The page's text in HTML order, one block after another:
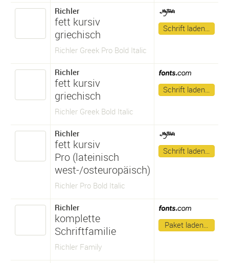
Richler
fett kursiv
griechisch
Richler Greek Pro Bold Italic
Schrift laden…
Richler
fett kursiv
griechisch
Richler Greek Bold Italic
Schrift laden…
Richler
fett kursiv
Pro (lateinisch
west-/osteuropäisch)
Richler Pro Bold Italic
Schrift laden…
Richler
komplette
Schriftfamilie
Richler Family
Paket laden…